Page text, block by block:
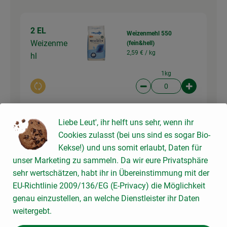
2 EL
Weizenme
hl
Auswahl ändern
Weizenmehl 550
(fein&hell)
2,59 € / kg
1kg
Artikelanzahl
1 Stk
Eier, 1
Stück
Auswahl ändern
Bruderhahn-Eier, 6 Stück
Schachteln
Liebe Leut', ihr helft uns sehr, wenn ihr
Cookies zulasst (bei uns sind es sogar Bio-
Kekse!) und uns somit erlaubt, Daten für
unser Marketing zu sammeln. Da wir eure Privatsphäre
sehr wertschätzen, habt ihr in Übereinstimmung mit der
EU-Richtlinie 2009/136/EG (E-Privacy) die Möglichkeit
genau einzustellen, an welche Dienstleister ihr Daten
weitergebt.